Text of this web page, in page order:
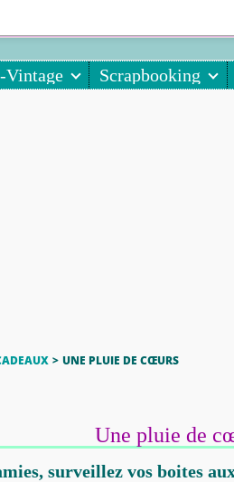
Vintage Scrapbooking
> UNE PLUIE DE CŒURS
Une pluie de
surveillez vos boites